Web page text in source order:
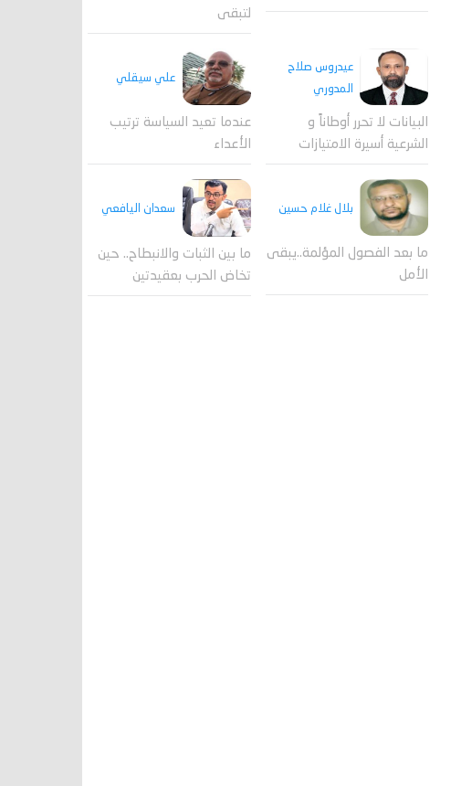
لتبقى
عيدروس صلاح
المدوري
البيانات لا تحرر أوطاناً و
الشرعية أسيرة الامتيازات
علي سيقلي
عندما تعيد السياسة ترتيب
الأعداء
بلال غلام حسين
ما بعد الفصول المؤلمة..يبقى
الأمل
سعدان اليافعي
ما بين الثبات والانبطاح.. حين
تخاض الحرب بعقيدتين